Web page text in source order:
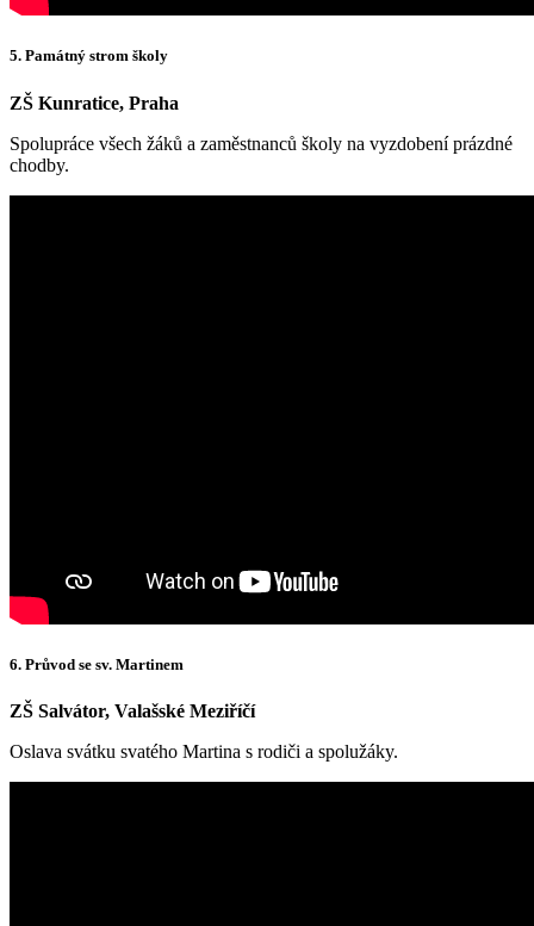
5. Památný strom školy
ZŠ Kunratice, Praha
Spolupráce všech žáků a zaměstnanců školy na vyzdobení prázdné
chodby.
6. Průvod se sv. Martinem
ZŠ Salvátor, Valašské Meziříčí
Oslava svátku svatého Martina s rodiči a spolužáky.